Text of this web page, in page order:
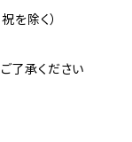
を除く）
了承ください